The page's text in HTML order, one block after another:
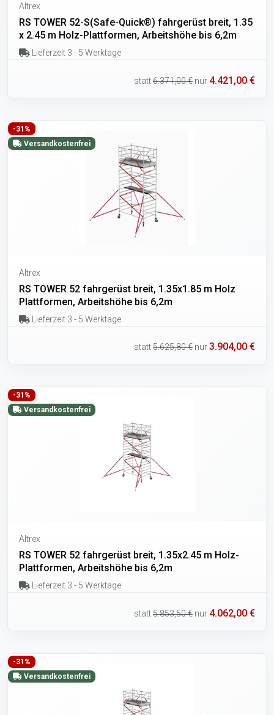
Altrex
RS TOWER 52-S(Safe-Quick®) fahrgerüst breit, 1.35
x 2.45 m Holz-Plattformen, Arbeitshöhe bis 6,2m
Lieferzeit 3 - 5 Werktage
statt6.371,00 € nur 4.421,00 €
-31%
Versandkostenfrei
Altrex
RS TOWER 52 fahrgerüst breit, 1.35x1.85 m Holz
Plattformen, Arbeitshöhe bis 6,2m
Lieferzeit 3 - 5 Werktage
statt5.625,80 € nur3.904,00 €
-31%
Versandkostenfrei
Altrex
RS TOWER 52 fahrgerüst breit, 1.35x2.45 m Holz-
Plattformen, Arbeitshöhe bis 6,2m
Lieferzeit 3 - 5 Werktage
statt5.853,50 € nur 4.062,00 €
-31%
Versandkostenfrei